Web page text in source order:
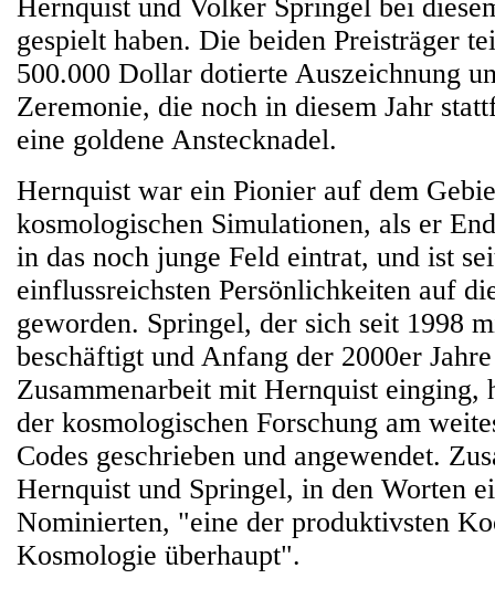
Hernquist und Volker Springel bei
gespielt haben. Die beiden Preisträger
500.000 Dollar dotierte Auszeichnung
Zeremonie, die noch in diesem Jahr
eine goldene Anstecknadel.
Hernquist war ein Pionier auf dem
kosmologischen Simulationen, als er
in das noch junge Feld eintrat, und ist
einflussreichsten Persönlichkeiten auf
geworden. Springel, der sich seit 1998
beschäftigt und Anfang der 2000er
Zusammenarbeit mit Hernquist einging,
der kosmologischen Forschung am
Codes geschrieben und angewendet.
Hernquist und Springel, in den Worten
Nominierten, "eine der produktivsten
Kosmologie überhaupt".